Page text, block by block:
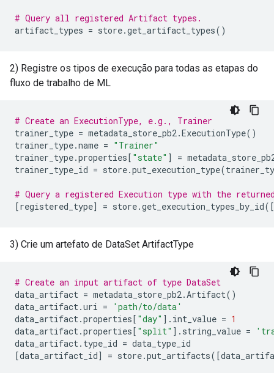
# Query all registered Artifact types.
artifact_types = store.get_artifact_types()
2) Registre os tipos de execução para todas as etapas do
fluxo de trabalho de ML
# Create an ExecutionType, e.g., Trainer
trainer_type = metadata_store_pb2.ExecutionType()
trainer_type.name = "Trainer"
trainer_type.properties[ "state" ] =
trainer_type_id = store.put_execution_type(
# Query a registered Execution type with the
[registered_type] = store.get_execution_types_by_id([
3) Crie um artefato de DataSet ArtifactType
# Create an input artifact of type DataSet
data_artifact = metadata_store_pb2.Artifact()
data_artifact.uri =
'path/to/data'
data_artifact.properties[ "day" ] . int_value = 1
data_artifact.properties[ "split" ] . string_value =
data_artifact. type_id = data_type_id
[data_artifact_id] = store.put_artifacts([